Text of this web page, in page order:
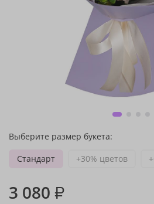
Выберите размер букета:
Стандарт
+30% цветов
3 080 ₽